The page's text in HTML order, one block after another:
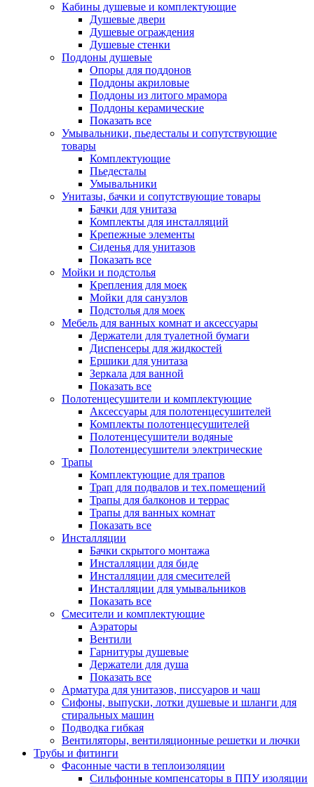
Кабины душевые и комплектующие
Душевые двери
Душевые ограждения
Душевые стенки
Поддоны душевые
Опоры для поддонов
Поддоны акриловые
Поддоны из литого мрамора
Поддоны керамические
Показать все
Умывальники, пьедесталы и сопутствующие
товары
Комплектующие
Пьедесталы
Умывальники
Унитазы, бачки и сопутствующие товары
Бачки для унитаза
Комплекты для инсталляций
Крепежные элементы
Сиденья для унитазов
Показать все
Мойки и подстолья
Крепления для моек
Мойки для санузлов
Подстолья для моек
Мебель для ванных комнат и аксессуары
Держатели для туалетной бумаги
Диспенсеры для жидкостей
Ершики для унитаза
Зеркала для ванной
Показать все
Полотенцесушители и комплектующие
Аксессуары для полотенцесушителей
Комплекты полотенцесушителей
Полотенцесушители водяные
Полотенцесушители электрические
Трапы
Комплектующие для трапов
Трап для подвалов и тех.помещений
Трапы для балконов и террас
Трапы для ванных комнат
Показать все
Инсталляции
Бачки скрытого монтажа
Инсталляции для биде
Инсталляции для смесителей
Инсталляции для умывальников
Показать все
Смесители и комплектующие
Аэраторы
Вентили
Гарнитуры душевые
Держатели для душа
Показать все
Арматура для унитазов, писсуаров и чаш
Сифоны, выпуски, лотки душевые и шланги для
стиральных машин
Подводка гибкая
Вентиляторы, вентиляционные решетки и лючки
Трубы и фитинги
Фасонные части в теплоизоляции
Cильфонные компенсаторы в ППУ изоляции